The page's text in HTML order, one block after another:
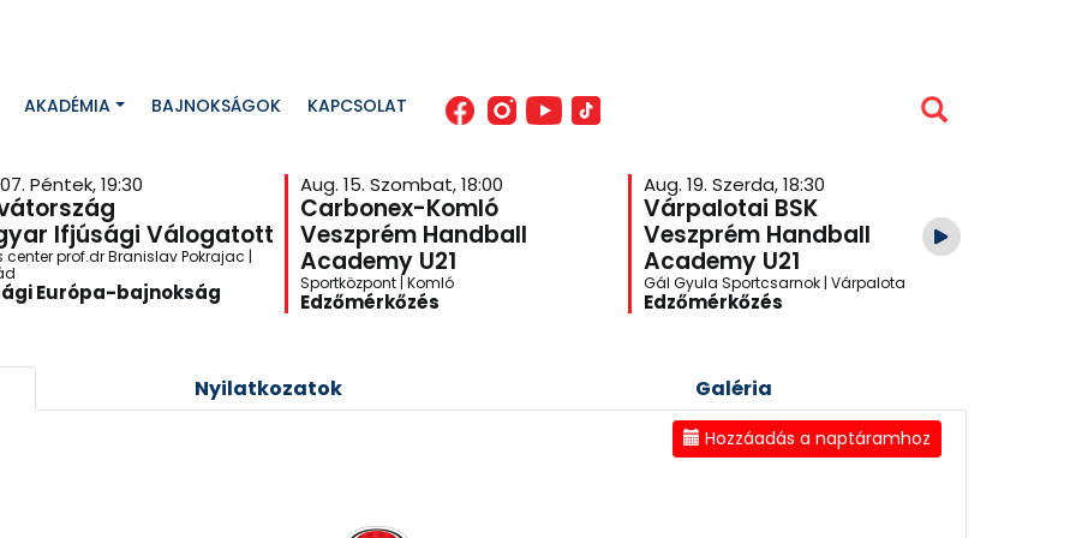
AKADÉMIA BAJNOKSÁGOK KAPCSOLAT
Péntek, 19:30
Ifjúsági Válogatott
center prof.dr Branislav Pokrajac |
Európa-bajnokság
Aug. 15. Szombat, 18:00
Carbonex-Komló
Veszprém Handball
Academy U21
Sportközpont | Komló
Edzőmérkőzés
Aug. 19. Szerda, 18:30
Várpalotai BSK
Veszprém Handball
Academy U21
Gál Gyula Sportcsarnok | Várpalota
Edzőmérkőzés
Nyilatkozatok Galéria
Hozzáadás a naptáramhoz